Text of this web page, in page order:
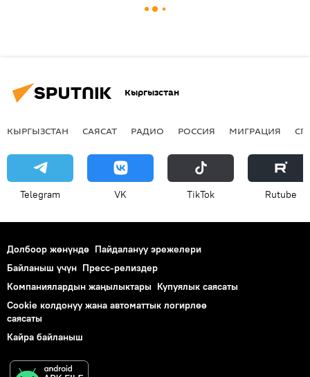
Кыргызстан
КЫРГЫЗСТАН САЯСАТ РАДИО РОССИЯ МИГРАЦИЯ
Telegram VK ТikТоk Rutube
Долбоор жөнүндө Пайдалануу эрежелери
Байланыш үчүн Пресс-релиздер
Компаниялардын жаңылыктары Купуялык саясаты
Cookie колдонуу жана автоматтык логирлөө
саясаты
Кайра байланыш